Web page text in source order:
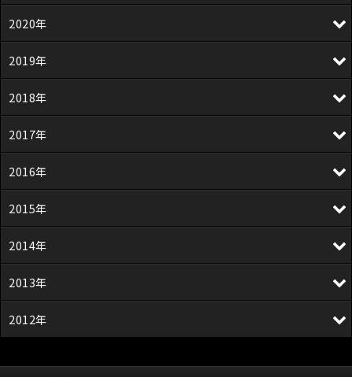
2020年
2019年
2018年
2017年
2016年
2015年
2014年
2013年
2012年